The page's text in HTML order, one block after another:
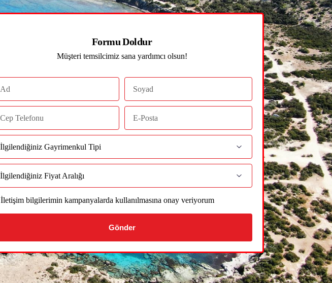
Formu Doldur
Müşteri temsilcimiz sana yardımcı olsun!
İletişim bilgilerimin kampanyalarda kullanılmasına onay veriyorum
Gönder